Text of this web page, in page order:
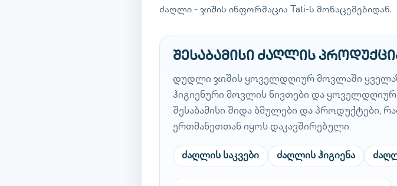
ძაღლი - ჯიშის ინფორმაცია Tati-ს მონაცემებიდან.
შესაბამისი ძაღლის
დუდლი ჯიშის ყოველდღიურ მოვლაში
ჰიგიენური მოვლის ნივთები და
შესაბამისი შიდა ბმულები და პროდუქტები,
ერთმანეთთან იყოს დაკავშირებული.
ძაღლის საკვები ძაღლის ჰიგიენა